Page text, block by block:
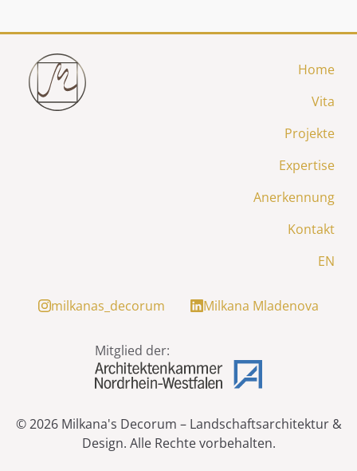
Home
Vita
Projekte
Expertise
Anerkennung
Kontakt
EN
milkanas_decorum Milkana Mladenova
Mitglied der:
© 2026 Milkana's Decorum – Landschaftsarchitektur &
Design. Alle Rechte vorbehalten.